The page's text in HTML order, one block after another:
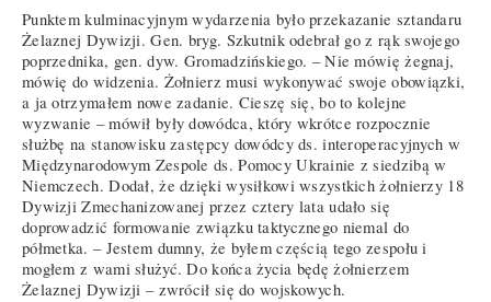
Punktem kulminacyjnym wydarzenia było przekazanie sztandaru
Żelaznej Dywizji. Gen. bryg. Szkutnik odebrał go z rąk swojego
poprzednika, gen. dyw. Gromadzińskiego. – Nie mówię żegnaj,
mówię do widzenia. Żołnierz musi wykonywać swoje obowiązki,
a ja otrzymałem nowe zadanie. Cieszę się, bo to kolejne
wyzwanie – mówił były dowódca, który wkrótce rozpocznie
służbę na stanowisku zastępcy dowódcy ds. interoperacyjnych w
Międzynarodowym Zespole ds. Pomocy Ukrainie z siedzibą w
Niemczech. Dodał, że dzięki wysiłkowi wszystkich żołnierzy 18
Dywizji Zmechanizowanej przez cztery lata udało się
doprowadzić formowanie związku taktycznego niemal do
półmetka. – Jestem dumny, że byłem częścią tego zespołu i
mogłem z wami służyć. Do końca życia będę żołnierzem
Żelaznej Dywizji – zwrócił się do wojskowych.